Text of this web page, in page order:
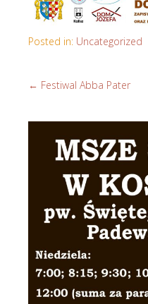
Posted in: Uncategorized
← Festiwal Abba Pater